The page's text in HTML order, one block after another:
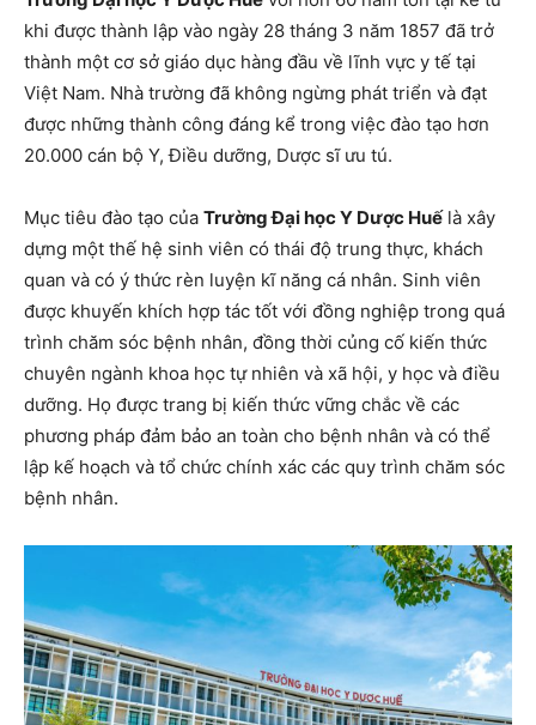
khi được thành lập vào ngày 28 tháng 3 năm 1857 đã trở
thành một cơ sở giáo dục hàng đầu về lĩnh vực y tế tại
Việt Nam. Nhà trường đã không ngừng phát triển và đạt
được những thành công đáng kể trong việc đào tạo hơn
20.000 cán bộ Y, Điều dưỡng, Dược sĩ ưu tú.
Mục tiêu đào tạo của Trường Đại học Y Dược Huếlà xây
dựng một thế hệ sinh viên có thái độ trung thực, khách
quan và có ý thức rèn luyện kĩ năng cá nhân. Sinh viên
được khuyến khích hợp tác tốt với đồng nghiệp trong quá
trình chăm sóc bệnh nhân, đồng thời củng cố kiến ​​thức
chuyên ngành khoa học tự nhiên và xã hội, y học và điều
dưỡng. Họ được trang bị kiến ​​thức vững chắc về các
phương pháp đảm bảo an toàn cho bệnh nhân và có thể
lập kế hoạch và tổ chức chính xác các quy trình chăm sóc
bệnh nhân.